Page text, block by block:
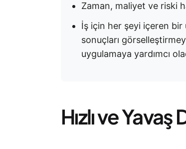
Zaman, maliyet ve riski
İş için her şeyi içeren bir
sonuçları
uygulamaya yardımcı
Hızlı ve